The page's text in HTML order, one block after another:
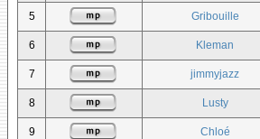
5 Gribouille
6 Kleman
7 jimmyjazz
8 Lusty
9 Chloé